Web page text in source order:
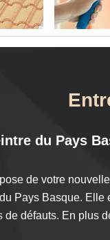
du Pays
de votre
Pays Basque. Elle
de défauts. En plus